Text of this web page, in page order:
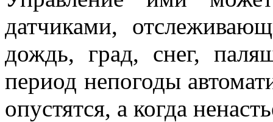
датчиками,
дождь, град, снег,
период непогоды
опустятся, а когда